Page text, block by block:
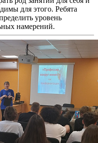
для этого. Ребята
уровень
намерений.